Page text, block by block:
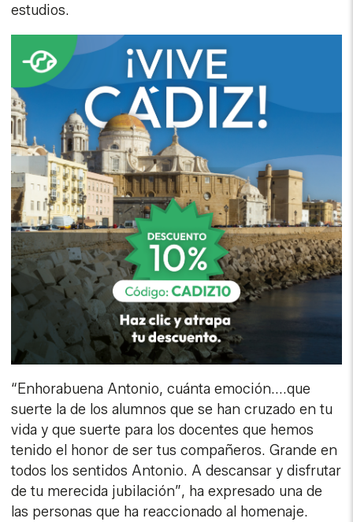
estudios.
“Enhorabuena Antonio, cuánta emoción....que
suerte la de los alumnos que se han cruzado en tu
vida y que suerte para los docentes que hemos
tenido el honor de ser tus compañeros. Grande en
todos los sentidos Antonio. A descansar y disfrutar
de tu merecida jubilación”, ha expresado una de
las personas que ha reaccionado al homenaje.